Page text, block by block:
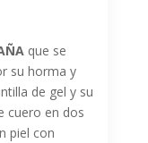
que se
su horma y
de gel y su
cuero en dos
piel con